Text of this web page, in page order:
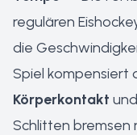
regulären
die
Spiel kompensiert
Körperkontakt
Schlitten bremsen